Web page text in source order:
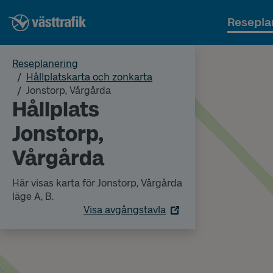
Reseplanering
Hållplatskarta och zonkarta
Jonstorp, Vårgårda
Hållplats
Jonstorp,
Vårgårda
Här visas karta för Jonstorp, Vårgårda
läge A, B.
Visa avgångstavla